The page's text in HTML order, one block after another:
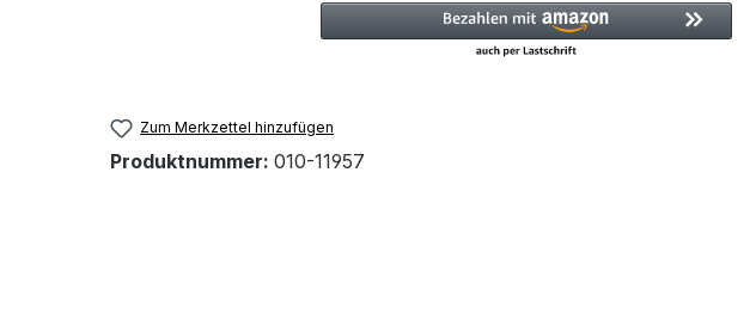
Zum Merkzettel hinzufügen
Produktnummer: 010-11957